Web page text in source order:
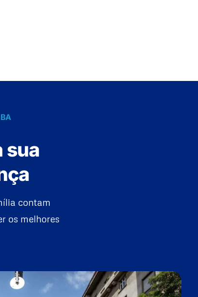
sua
contam
os melhores